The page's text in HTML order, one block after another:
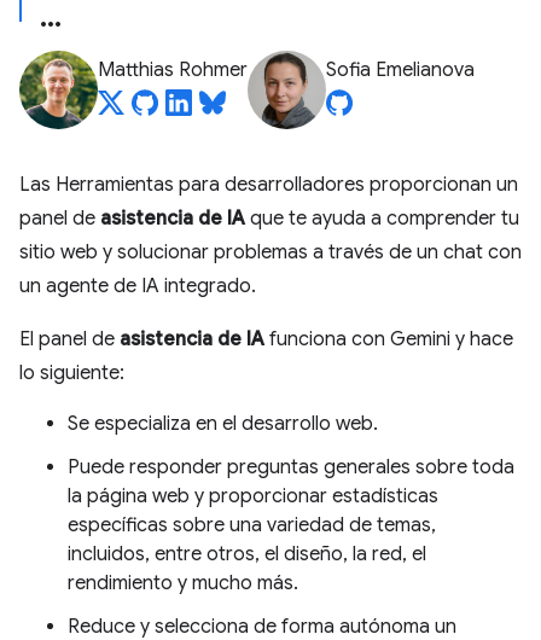
Matthias Rohmer Sofia Emelianova
Las Herramientas para desarrolladores proporcionan un
panel de asistencia de IA que te ayuda a comprender tu
sitio web y solucionar problemas a través de un chat con
un agente de IA integrado.
El panel de asistencia de IA funciona con Gemini y hace
lo siguiente:
Se especializa en el desarrollo web.
Puede responder preguntas generales sobre toda
la página web y proporcionar estadísticas
específicas sobre una variedad de temas,
incluidos, entre otros, el diseño, la red, el
rendimiento y mucho más.
Reduce y selecciona de forma autónoma un